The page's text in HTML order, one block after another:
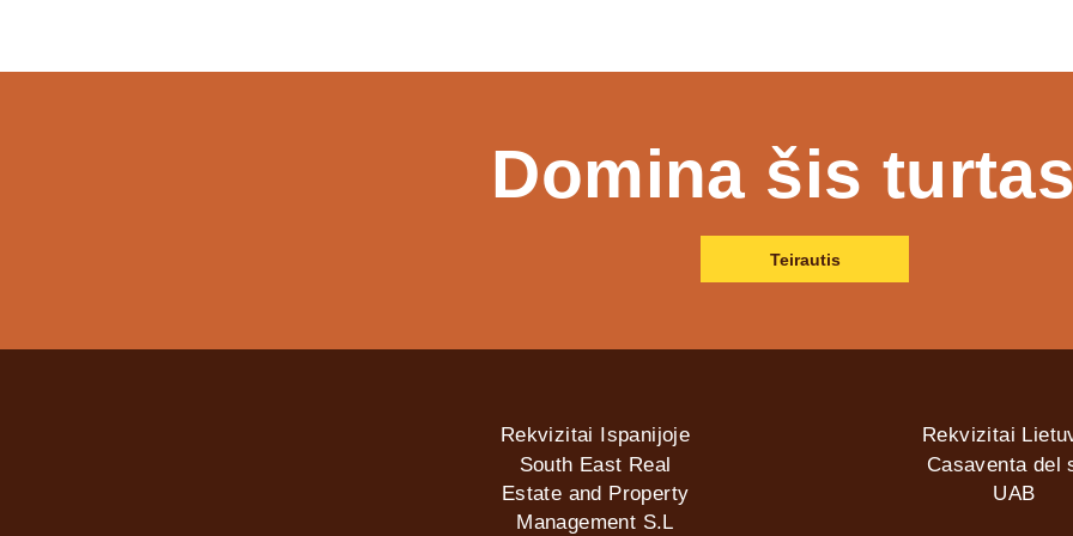
Domina šis
Teirautis
Rekvizitai Ispanijoje
South East Real
Estate and Property
Management S.L
Rekvizitai
Casaventa del
UAB